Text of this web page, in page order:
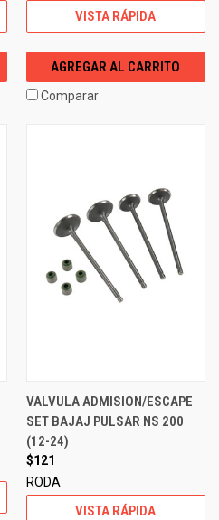
VISTA RÁPIDA
AGREGAR AL CARRITO
Comparar
VALVULA ADMISION/ESCAPE
SET BAJAJ PULSAR NS 200
(12-24)
$121
RODA
VISTA RÁPIDA